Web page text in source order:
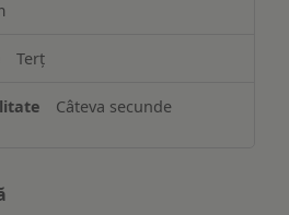
Terț
Câteva secunde